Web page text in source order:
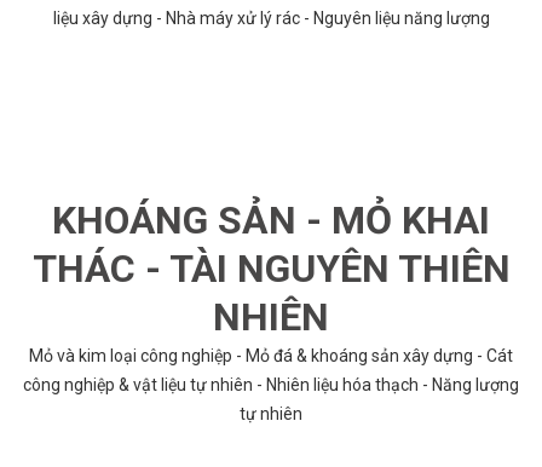
liệu xây dựng - Nhà máy xử lý rác - Nguyên liệu năng lượng
KHOÁNG SẢN - MỎ KHAI
THÁC - TÀI NGUYÊN THIÊN
NHIÊN
Mỏ và kim loại công nghiệp - Mỏ đá & khoáng sản xây dựng - Cát
công nghiệp & vật liệu tự nhiên - Nhiên liệu hóa thạch - Năng lượng
tự nhiên